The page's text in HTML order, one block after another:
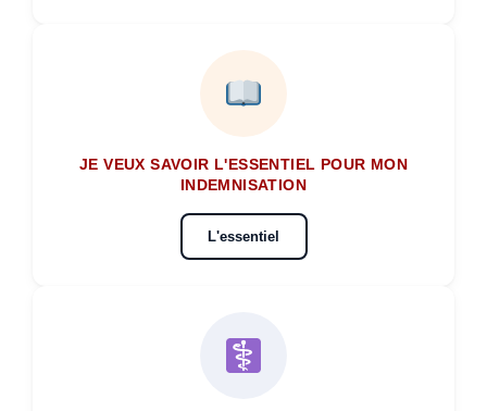
JE VEUX SAVOIR L'ESSENTIEL POUR MON
INDEMNISATION
L'essentiel